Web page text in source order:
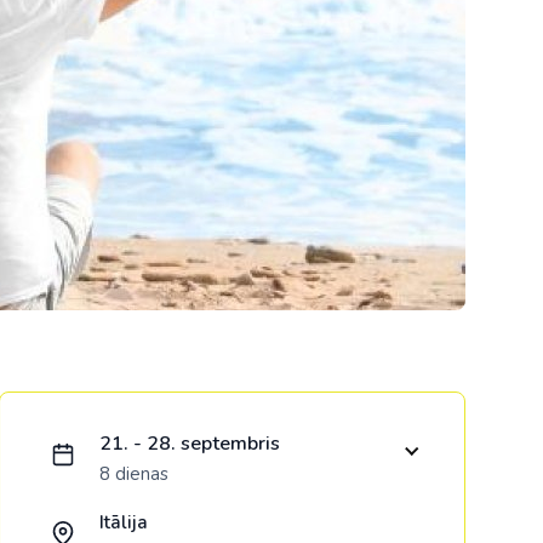
Kolumbija
Kostarika
Meksika
Panama
Ielādējam piedāvājumu...
21. - 28. septembris
8 dienas
Itālija